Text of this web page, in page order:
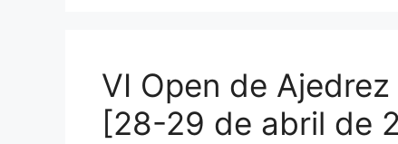
VI Open de
[28-29 de abril de